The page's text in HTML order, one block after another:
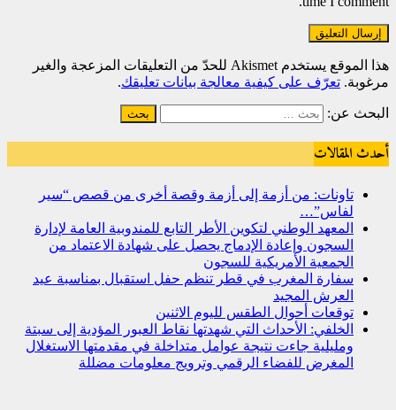
هذا الموقع يستخدم Akismet للحدّ من التعليقات المزعجة والغير
مرغوبة. تعرّف على كيفية معالجة بيانات تعليقك.
البحث عن:
أحدث المقالات
تاونات: من أزمة إلى أزمة وقصة أخرى من قصص “سير
لفاس”…
المعهد الوطني لتكوين الأطر التابع للمندوبية العامة لإدارة
السجون وإعادة الإدماج يحصل على شهادة الاعتماد من
الجمعية الأمريكية للسجون
سفارة المغرب في قطر تنظم حفل استقبال بمناسبة عيد
العرش المجيد
توقعات أحوال الطقس لليوم الاثنين
الخلفي: الأحداث التي شهدتها نقاط العبور المؤدية إلى سبتة
ومليلية جاءت نتيجة عوامل متداخلة في مقدمتها الاستغلال
المغرض للفضاء الرقمي وترويج معلومات مضللة